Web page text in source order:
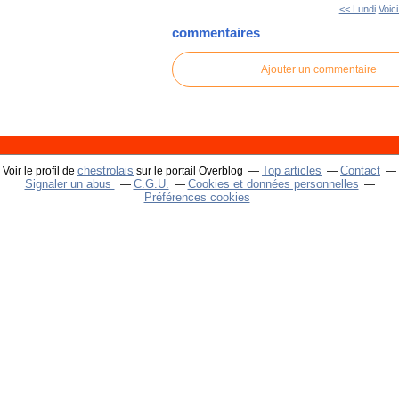
<< Lundi
commentaires
Ajouter un commentaire
Voir le profil de chestrolais sur le portail Overblog Top articles
Contact
Signaler un abus
C.G.U.
Cookies et données personnelles
Préférences cookies